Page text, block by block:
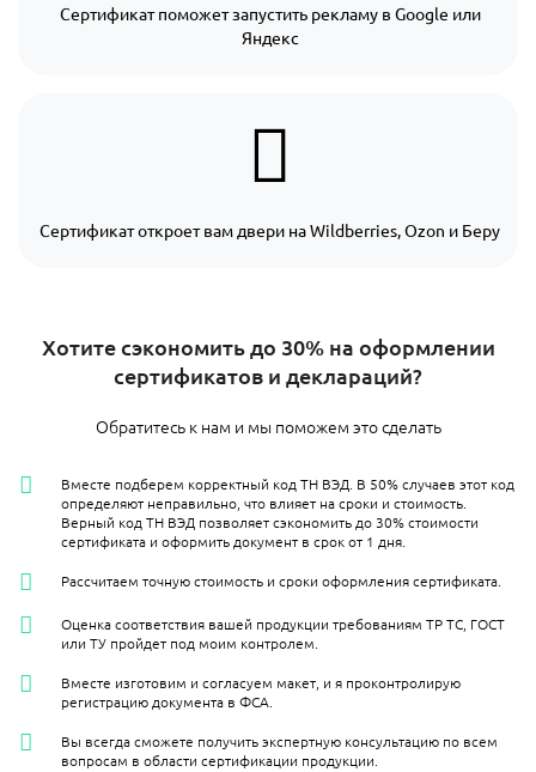
Сертификат поможет запустить рекламу в Google или
Яндекс
Сертификат откроет вам двери на Wildberries, Ozon и Беру
Хотите сэкономить до 30% на оформлении
сертификатов и деклараций?
Обратитесь к нам и мы поможем это сделать
Вместе подберем корректный код ТН ВЭД. В 50% случаев этот код
определяют неправильно, что влияет на сроки и стоимость.
Верный код ТН ВЭД позволяет сэкономить до 30% стоимости
сертификата и оформить документ в срок от 1 дня.
Рассчитаем точную стоимость и сроки оформления сертификата.
Оценка соответствия вашей продукции требованиям ТР ТС, ГОСТ
или ТУ пройдет под моим контролем.
Вместе изготовим и согласуем макет, и я проконтролирую
регистрацию документа в ФСА.
Вы всегда сможете получить экспертную консультацию по всем
вопросам в области сертификации продукции.